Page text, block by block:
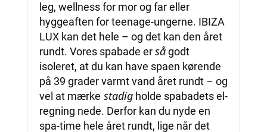
leg, wellness for mor og far eller
hyggeaften for teenage-ungerne. IBIZA
LUX kan det hele – og det kan den året
rundt. Vores spabade ersågodt
isoleret, at du kan have spaen kørende
på 39 grader varmt vand året rundt – og
vel at mærke stadigholde spabadets el-
regning nede. Derfor kan du nyde en
spa-time hele året rundt, lige når det